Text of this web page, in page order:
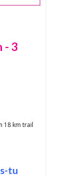
- 3
18 km trail
tu